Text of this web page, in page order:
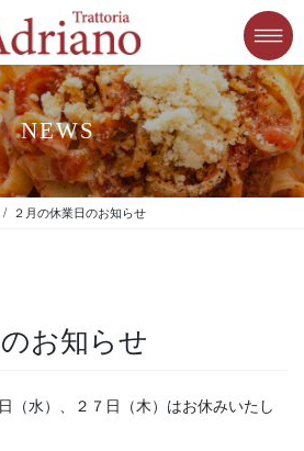
NEWS
２月の休業日のお知らせ
お知らせ
（水）、２７日（木）はお休みいたし